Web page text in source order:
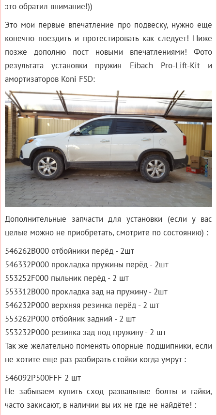
это обратил внимание!))
Это мои первые впечатление про подвеску, нужно ещё
конечно поездить и протестировать как следует! Ниже
позже дополню пост новыми впечатлениями! Фото
результата установки пружин Eibach Pro-Lift-Kit и
амортизаторов Koni FSD:
Дополнительные запчасти для установки (если у вас
целые можно не приобретать, смотрите по состоянию) :
546262B000 отбойники перёд - 2шт
546332P000 прокладка пружины перёд - 2шт
553252F000 пыльник перёд - 2 шт
553312B000 прокладка зад на пружину - 2шт
546232P000 верхняя резинка перёд - 2 шт
553262P000 отбойник задний - 2 шт
553232P000 резинка зад под пружину - 2 шт
Так же желательно поменять опорные подшипники, если
не хотите еще раз разбирать стойки когда умрут :
546092P500FFF 2 шт
Не забываем купить сход развальные болты и гайки,
часто закисают, в наличии вы их не где не найдёте! :